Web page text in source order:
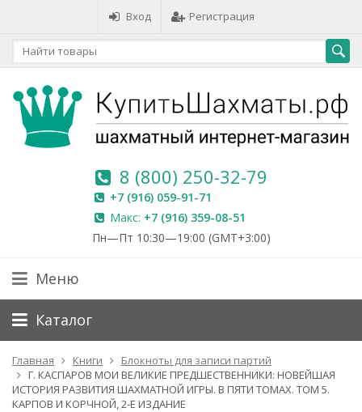
Вход Регистрация
8 (800) 250-32-79
+7 (916) 059-91-71
Макс: +7 (916) 359-08-51
Пн—Пт 10:30—19:00 (GMT+3:00)
Меню
Каталог
Главная Книги
Блокноты для записи партий
Г. КАСПАРОВ МОИ ВЕЛИКИЕ ПРЕДШЕСТВЕННИКИ: НОВЕЙШАЯ
ИСТОРИЯ РАЗВИТИЯ ШАХМАТНОЙ ИГРЫ. В ПЯТИ ТОМАХ. ТОМ 5.
КАРПОВ И КОРЧНОЙ, 2-Е ИЗДАНИЕ